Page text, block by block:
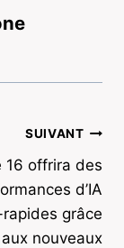
SUIVANT
16 offrira des
d’IA
grâce
aux nouveaux